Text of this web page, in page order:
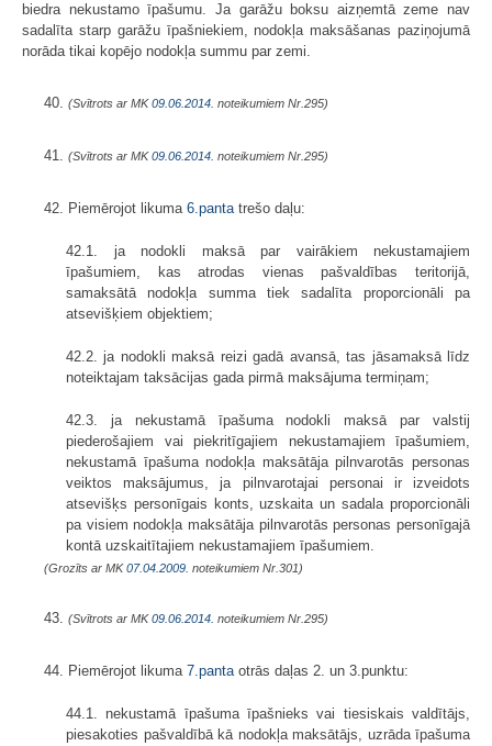
biedra nekustamo īpašumu. Ja garāžu boksu aizņemtā zeme nav
sadalīta starp garāžu īpašniekiem, nodokļa maksāšanas paziņojumā
norāda tikai kopējo nodokļa summu par zemi.
40. (Svītrots ar MK09.06.2014. noteikumiem Nr.295)
41. (Svītrots ar MK09.06.2014. noteikumiem Nr.295)
42. Piemērojot likuma 6.pantatrešo daļu:
42.1. ja nodokli maksā par vairākiem nekustamajiem
īpašumiem, kas atrodas vienas pašvaldības teritorijā,
samaksātā nodokļa summa tiek sadalīta proporcionāli pa
atsevišķiem objektiem;
42.2. ja nodokli maksā reizi gadā avansā, tas jāsamaksā līdz
noteiktajam taksācijas gada pirmā maksājuma termiņam;
42.3. ja nekustamā īpašuma nodokli maksā par valstij
piederošajiem vai piekritīgajiem nekustamajiem īpašumiem,
nekustamā īpašuma nodokļa maksātāja pilnvarotās personas
veiktos maksājumus, ja pilnvarotajai personai ir izveidots
atsevišķs personīgais konts, uzskaita un sadala proporcionāli
pa visiem nodokļa maksātāja pilnvarotās personas personīgajā
kontā uzskaitītajiem nekustamajiem īpašumiem.
(Grozīts ar MK07.04.2009. noteikumiem Nr.301)
43. (Svītrots ar MK09.06.2014. noteikumiem Nr.295)
44. Piemērojot likuma 7.pantaotrās daļas 2. un 3.punktu:
44.1. nekustamā īpašuma īpašnieks vai tiesiskais valdītājs,
piesakoties pašvaldībā kā nodokļa maksātājs, uzrāda īpašuma